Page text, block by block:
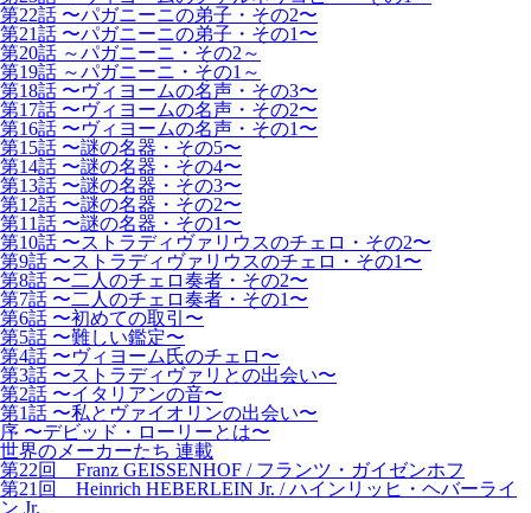
第22話 〜パガニーニの弟子・その2〜
第21話 〜パガニーニの弟子・その1〜
第20話 ～パガニーニ・その2～
第19話 ～パガニーニ・その1～
第18話 〜ヴィヨームの名声・その3〜
第17話 〜ヴィヨームの名声・その2〜
第16話 〜ヴィヨームの名声・その1〜
第15話 〜謎の名器・その5〜
第14話 〜謎の名器・その4〜
第13話 〜謎の名器・その3〜
第12話 〜謎の名器・その2〜
第11話 〜謎の名器・その1〜
第10話 〜ストラディヴァリウスのチェロ・その2〜
第9話 〜ストラディヴァリウスのチェロ・その1〜
第8話 〜二人のチェロ奏者・その2〜
第7話 〜二人のチェロ奏者・その1〜
第6話 〜初めての取引〜
第5話 〜難しい鑑定〜
第4話 〜ヴィヨーム氏のチェロ〜
第3話 〜ストラディヴァリとの出会い〜
第2話 〜イタリアンの音〜
第1話 〜私とヴァイオリンの出会い〜
序 〜デビッド・ローリーとは〜
世界のメーカーたち 連載
第22回 Franz GEISSENHOF / フランツ・ガイゼンホフ
第21回 Heinrich HEBERLEIN Jr. / ハインリッヒ・ヘバーライ
ン Jr.